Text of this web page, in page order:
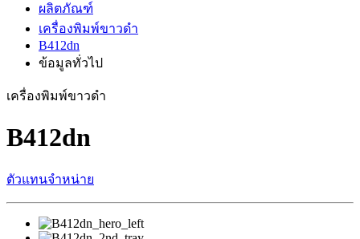
ผลิตภัณฑ์
เครื่องพิมพ์ขาวดำ
B412dn
ข้อมูลทั่วไป
เครื่องพิมพ์ขาวดำ
B412dn
ตัวแทนจำหน่าย